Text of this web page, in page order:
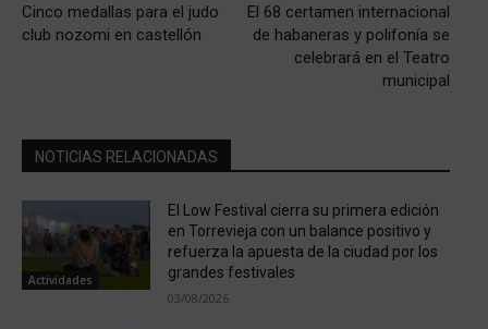
Cinco medallas para el judo
club nozomi en castellón
El 68 certamen internacional
de habaneras y polifonía se
celebrará en el Teatro
municipal
NOTICIAS RELACIONADAS
Actividades
El Low Festival cierra su primera edición
en Torrevieja con un balance positivo y
refuerza la apuesta de la ciudad por los
grandes festivales
03/08/2026